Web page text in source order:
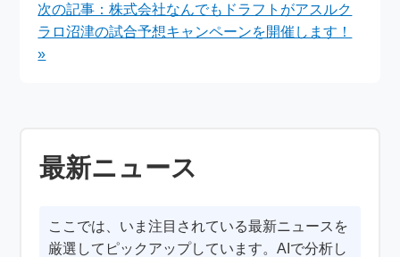
次の記事：株式会社なんでもドラフトがアスルク
ラロ沼津の試合予想キャンペーンを開催します！
»
最新ニュース
ここでは、いま注目されている最新ニュースを
厳選してピックアップしています。AIで分析し